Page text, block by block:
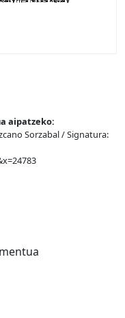
aipatzeko:
Sorzabal / Signatura: